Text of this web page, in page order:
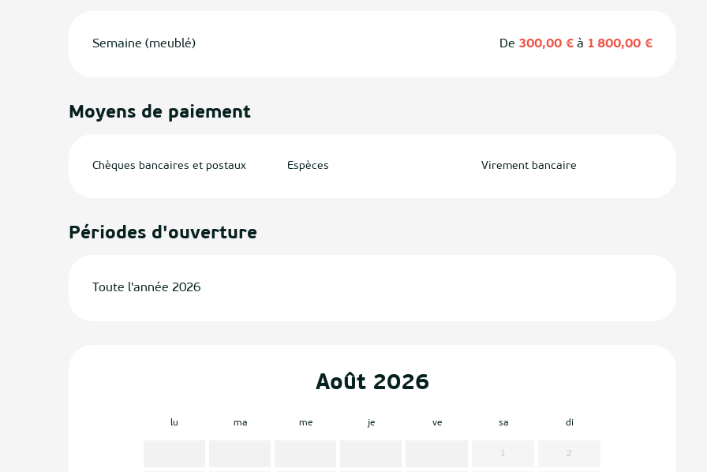
Semaine (meublé) De 300,00 € à 1 800,00 €
Moyens de paiement
Chèques bancaires et postaux Espèces Virement bancaire
Périodes d'ouverture
Toute l'année 2026
Août 2026
lu ma me je ve sa di
1 2